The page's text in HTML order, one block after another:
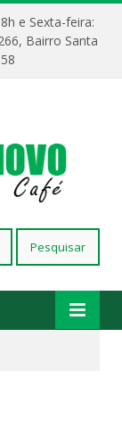
e Sexta-feira:
Bairro Santa